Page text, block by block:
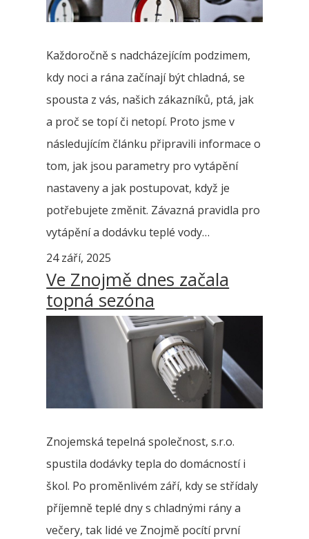
Každoročně s nadcházejícím podzimem,
kdy noci a rána začínají být chladná, se
spousta z vás, našich zákazníků, ptá, jak
a proč se topí či netopí. Proto jsme v
následujícím článku připravili informace o
tom, jak jsou parametry pro vytápění
nastaveny a jak postupovat, když je
potřebujete změnit. Závazná pravidla pro
vytápění a dodávku teplé vody…
24 září, 2025
Ve Znojmě dnes začala
topná sezóna
Znojemská tepelná společnost, s.r.o.
spustila dodávky tepla do domácností i
škol. Po proměnlivém září, kdy se střídaly
příjemně teplé dny s chladnými rány a
večery, tak lidé ve Znojmě pocítí první